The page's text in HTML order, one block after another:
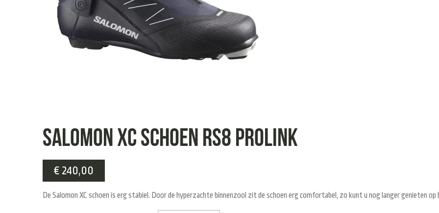
Salomon XC schoen RS8 Prolink
€ 240,00
De Salomon XC schoen is erg stabiel. Door de hyperzachte binnenzool zit de schoen erg comfortabel, zo kunt u nog langer genieten op